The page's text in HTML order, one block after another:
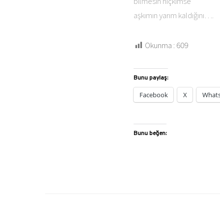
aşkımın yarım kaldığını….
Okunma : 609
Bunu paylaş:
Facebook X
Bunu beğen: